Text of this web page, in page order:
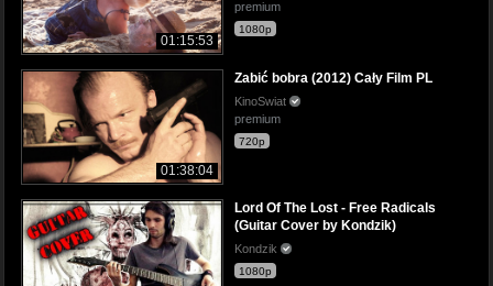
01:15:53
premium
1080p
01:38:04
Zabić bobra (2012) Cały Film PL
KinoSwiat
premium
720p
Lord Of The Lost - Free Radicals
(Guitar Cover by Kondzik)
Kondzik
1080p